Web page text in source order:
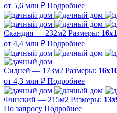
от 5,6 млн ₽ Подробнее
Скандия — 232м2 Размеры:
от 4,4 млн ₽ Подробнее
Сидней — 173м2 Размеры:
от 4,3 млн ₽ Подробнее
Финский — 215м2 Размеры:
По запросу Подробнее